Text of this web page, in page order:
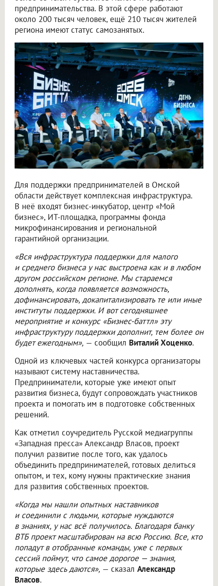
предпринимательства. В этой сфере работают
около 200 тысяч человек, ещё 210 тысяч жителей
региона имеют статус самозанятых.
Для поддержки предпринимателей в Омской
области действует комплексная инфраструктура.
В неё входят бизнес-инкубатор, центр «Мой
бизнес», ИТ-площадка, программы фонда
микрофинансирования и региональной
гарантийной организации.
«Вся инфраструктура поддержки для малого
и среднего бизнеса у нас выстроена как и в любом
другом российском регионе. Мы стараемся
дополнять, когда появляется возможность,
дофинансировать, докапитализировать те или иные
институты поддержки. И вот сегодняшнее
мероприятие и конкурс «Бизнес-баттл» эту
инфраструктуру поддержки дополнит, тем более он
будет ежегодным», — сообщил Виталий Хоценко.
Одной из ключевых частей конкурса организаторы
называют систему наставничества.
Предприниматели, которые уже имеют опыт
развития бизнеса, будут сопровождать участников
проекта и помогать им в подготовке собственных
решений.
Как отметил соучредитель Русской медиагруппы
«Западная пресса» Александр Власов, проект
получил развитие после того, как удалось
объединить предпринимателей, готовых делиться
опытом, и тех, кому нужны практические знания
для развития собственных проектов.
«Когда мы нашли опытных наставников
и соединили с людьми, которые нуждаются
в знаниях, у нас всё получилось. Благодаря банку
ВТБ проект масштабирован на всю Россию. Все, кто
попадут в отобранные команды, уже с первых
сессий поймут, что самое дорогое — знания,
которые здесь даются», — сказал Александр
Власов.